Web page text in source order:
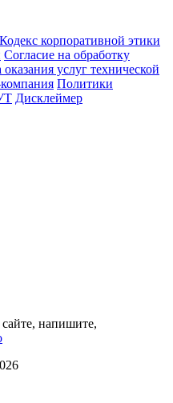
Кодекс корпоративной этики
Согласие на обработку
услуг технической
Политики
Дисклеймер
напишите,